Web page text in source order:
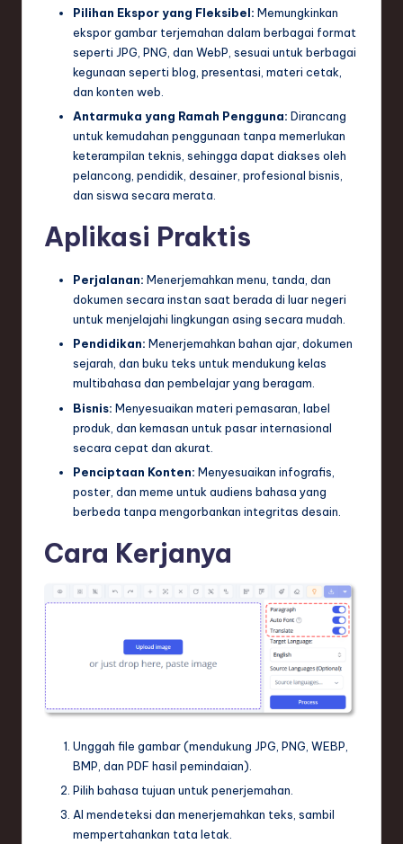
Pilihan Ekspor yang Fleksibel: Memungkinkan
ekspor gambar terjemahan dalam berbagai format
seperti JPG, PNG, dan WebP, sesuai untuk berbagai
kegunaan seperti blog, presentasi, materi cetak,
dan konten web.
Antarmuka yang Ramah Pengguna: Dirancang
untuk kemudahan penggunaan tanpa memerlukan
keterampilan teknis, sehingga dapat diakses oleh
pelancong, pendidik, desainer, profesional bisnis,
dan siswa secara merata.
Aplikasi Praktis
Perjalanan: Menerjemahkan menu, tanda, dan
dokumen secara instan saat berada di luar negeri
untuk menjelajahi lingkungan asing secara mudah.
Pendidikan: Menerjemahkan bahan ajar, dokumen
sejarah, dan buku teks untuk mendukung kelas
multibahasa dan pembelajar yang beragam.
Bisnis: Menyesuaikan materi pemasaran, label
produk, dan kemasan untuk pasar internasional
secara cepat dan akurat.
Penciptaan Konten: Menyesuaikan infografis,
poster, dan meme untuk audiens bahasa yang
berbeda tanpa mengorbankan integritas desain.
Cara Kerjanya
Unggah file gambar (mendukung JPG, PNG, WEBP,
BMP, dan PDF hasil pemindaian).
Pilih bahasa tujuan untuk penerjemahan.
AI mendeteksi dan menerjemahkan teks, sambil
mempertahankan tata letak.